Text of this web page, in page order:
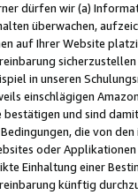
dürfen wir (a)
überwachen,
auf Ihrer Website
in unseren
einschlägigen
bestätigen und sind
die von
oder
Einhaltung einer
künftig